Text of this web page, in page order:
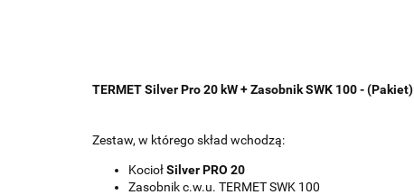
TERMET Silver Pro 20 kW + Zasobnik SWK 100 - (Pakiet)
Zestaw, w którego skład wchodzą:
KociołSilver PRO 20
Zasobnik c.w.u. TERMET SWK 100